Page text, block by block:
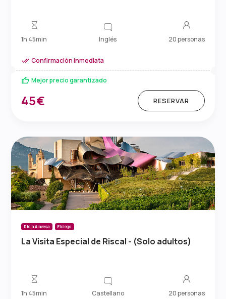
1h 45min Inglés 20 personas
Confirmación inmediata
Mejor precio garantizado
45€ RESERVAR
Rioja Alavesa Elciego
La Visita Especial de Riscal - (Solo adultos)
1h 45min Castellano 20 personas